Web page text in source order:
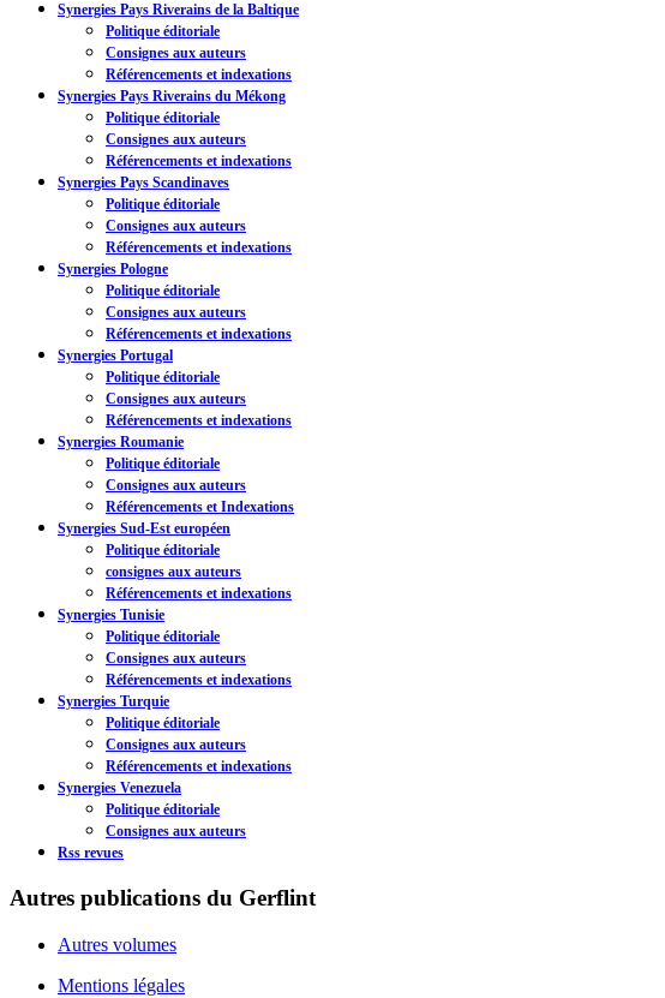
Synergies Pays Riverains de la Baltique
Politique éditoriale
Consignes aux auteurs
Référencements et indexations
Synergies Pays Riverains du Mékong
Politique éditoriale
Consignes aux auteurs
Référencements et indexations
Synergies Pays Scandinaves
Politique éditoriale
Consignes aux auteurs
Référencements et indexations
Synergies Pologne
Politique éditoriale
Consignes aux auteurs
Référencements et indexations
Synergies Portugal
Politique éditoriale
Consignes aux auteurs
Référencements et indexations
Synergies Roumanie
Politique éditoriale
Consignes aux auteurs
Référencements et Indexations
Synergies Sud-Est européen
Politique éditoriale
consignes aux auteurs
Référencements et indexations
Synergies Tunisie
Politique éditoriale
Consignes aux auteurs
Référencements et indexations
Synergies Turquie
Politique éditoriale
Consignes aux auteurs
Référencements et indexations
Synergies Venezuela
Politique éditoriale
Consignes aux auteurs
Rss revues
Autres publications du Gerflint
Autres volumes
Mentions légales